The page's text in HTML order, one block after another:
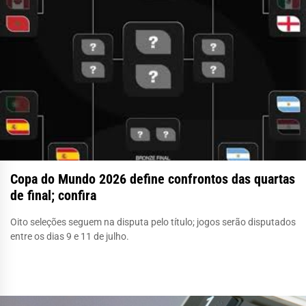
Copa do Mundo 2026 define confrontos das quartas
de final; confira
Oito seleções seguem na disputa pelo título; jogos serão disputados
entre os dias 9 e 11 de julho.